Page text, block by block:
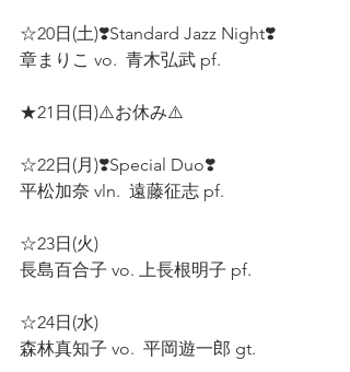
☆20日(土)❣️Standard Jazz Night❣️
章まりこ vo.  青木弘武 pf.
★21日(日)⚠️お休み⚠️
☆22日(月)❣️Special Duo❣️
平松加奈 vln.  遠藤征志 pf.
☆23日(火)
長島百合子 vo. 上長根明子 pf.
☆24日(水)
森林真知子 vo.  平岡遊一郎 gt.